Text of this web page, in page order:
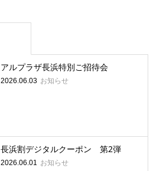
アルプラザ長浜特別ご招待会
2026.06.03 お知らせ
長浜割デジタルクーポン 第2弾
2026.06.01 お知らせ